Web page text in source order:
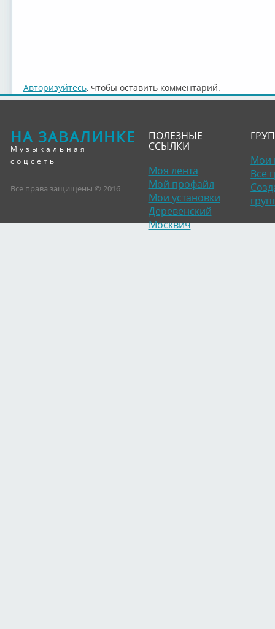
Авторизуйтесь, чтобы оставить комментарий.
НА ЗАВАЛИНКЕ
Музыкальная
соцсеть
Все права защищены © 2016
ПОЛЕЗНЫЕ
ССЫЛКИ
Моя лента
Мой профайл
Мои установки
Деревенский
Москвич
Мои
Все